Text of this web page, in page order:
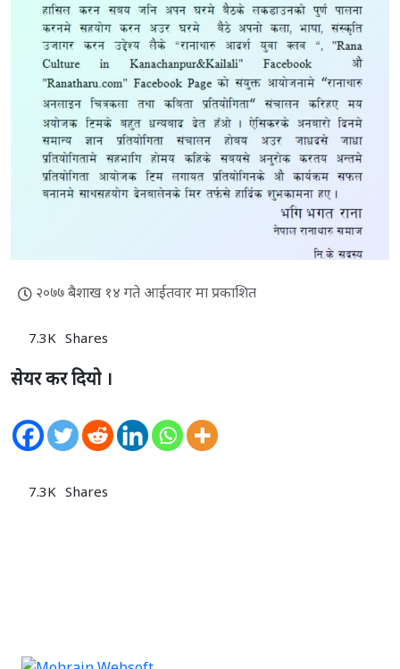
२०७७ बैशाख १४ गते आईतवार मा प्रकाशित
7.3K Shares
सेयर कर दियो ।
7.3K Shares